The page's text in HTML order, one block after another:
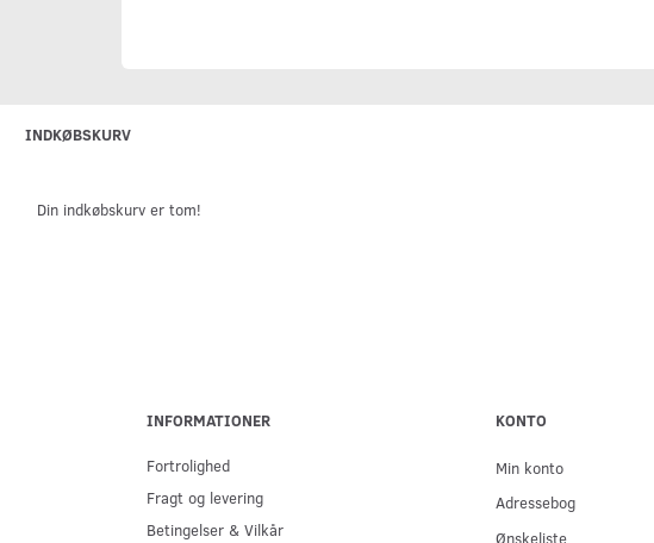
INDKØBSKURV
Din indkøbskurv er tom!
INFORMATIONER
Fortrolighed
Fragt og levering
Betingelser & Vilkår
KONTO
Min konto
Adressebog
Ønskeliste